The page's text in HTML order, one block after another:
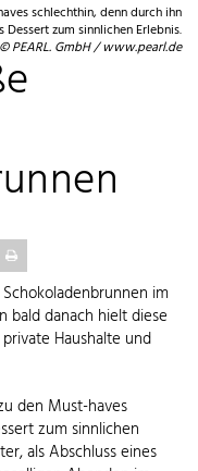
schlechthin, denn durch ihn
zum sinnlichen Erlebnis.
© PEARL. GmbH / www.pearl.de
im
bald danach hielt diese
Haushalte und
den Must-haves
zum sinnlichen
als Abschluss eines